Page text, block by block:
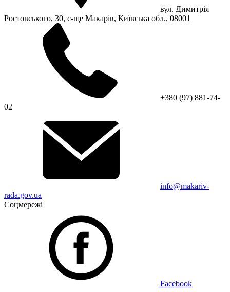
вул. Димитрія
Ростовського, 30, с-ще Макарів, Київська обл., 08001
+380 (97) 881-74-
02
info@makariv-
rada.gov.ua
Соцмережі
Facebook